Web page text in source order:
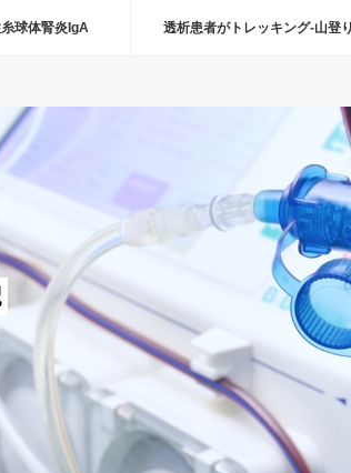
球体腎炎IgA 透析患者がトレッキング-山登